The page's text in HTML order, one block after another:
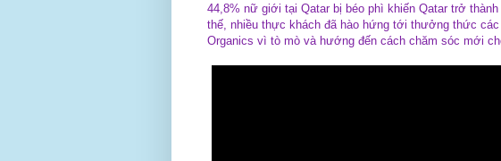
44,8% nữ giới tại Qatar bị béo phì khiến Qatar trở
thế, nhiều thực khách đã hào hứng tới thưởng thức các
Organics vì tò mò và hướng đến cách chăm sóc mới